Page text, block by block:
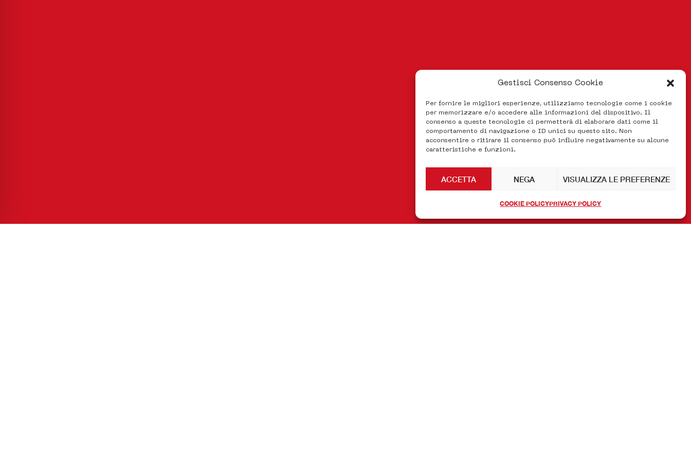
Gestisci Consenso Cookie
Per fornire le migliori esperienze, utilizziamo tecnologie come i cookie
per memorizzare e/o accedere alle informazioni del dispositivo. Il
consenso a queste tecnologie ci permetterà di elaborare dati come il
comportamento di navigazione o ID unici su questo sito. Non
acconsentire o ritirare il consenso può influire negativamente su alcune
caratteristiche e funzioni.
ACCETTA NEGA VISUALIZZA LE PREFERENZE
COOKIE POLICYPRIVACY POLICY